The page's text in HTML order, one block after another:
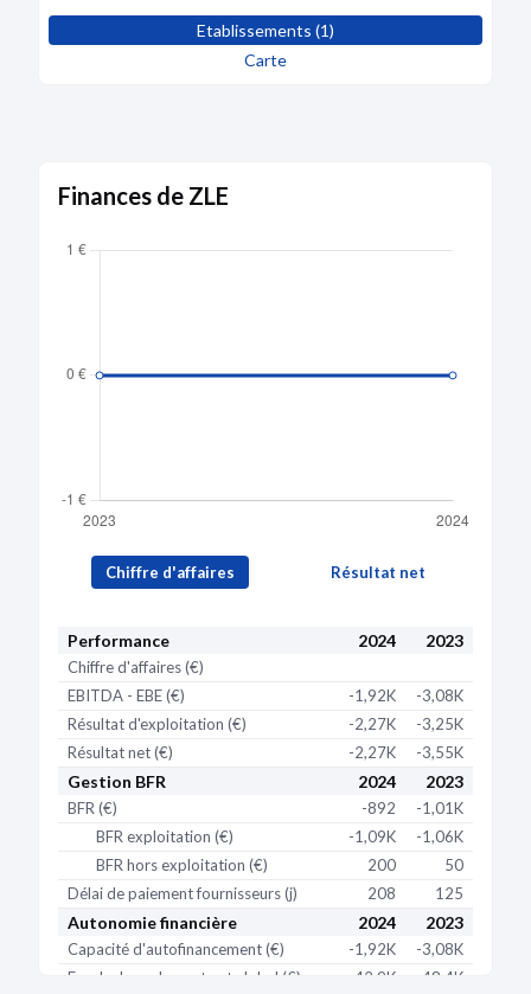
Etablissements (1)
Carte
Finances de ZLE
Chiffre d'affaires Résultat net
Performance 2024 2023
Chiffre d'affaires (€)
EBITDA - EBE (€)
-1,92K
-3,08K
Résultat d'exploitation (€)
-2,27K
-3,25K
Résultat net (€)
-2,27K -3,55K
Gestion BFR 2024 2023
BFR (€) -892
-1,01K
BFR exploitation (€)
-1,09K
-1,06K
BFR hors exploitation (€)
200
50
Délai de paiement fournisseurs (j)
208 125
Autonomie financière 2024 2023
Capacité d'autofinancement (€) -1,92K
-3,08K
Fonds de roulement net global (€)
42,9K
48,4K